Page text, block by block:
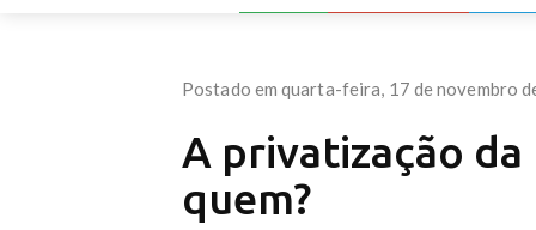
Postado em quarta-feira, 17 de novembro
A privatização
quem?